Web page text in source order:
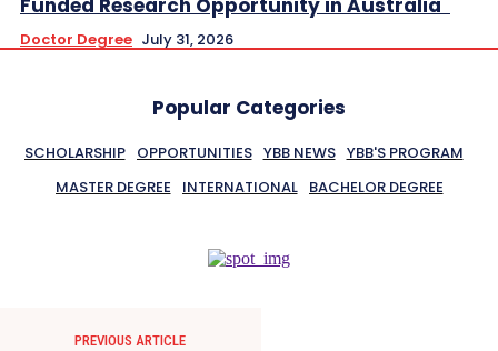
Doctor Degree July 31, 2026
Popular Categories
SCHOLARSHIP OPPORTUNITIES YBB NEWS YBB'S PROGRAM
MASTER DEGREE
INTERNATIONAL BACHELOR DEGREE
PREVIOUS ARTICLE